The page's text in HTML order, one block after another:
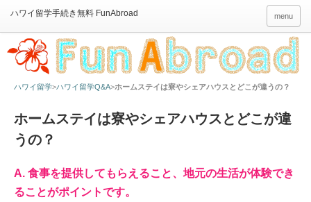
menu
ハワイ留学 ハワイ留学Q&A ホームステイは寮やシェアハウスとどこが違うの？
ホームステイは寮やシェアハウスとどこが違
うの？
A. 食事を提供してもらえること、地元の生活が体験でき
ることがポイントです。